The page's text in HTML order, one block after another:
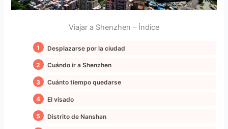
Viajar a Shenzhen – Índice
Desplazarse por la ciudad
Cuándo ir a Shenzhen
Cuánto tiempo quedarse
El visado
Distrito de Nanshan